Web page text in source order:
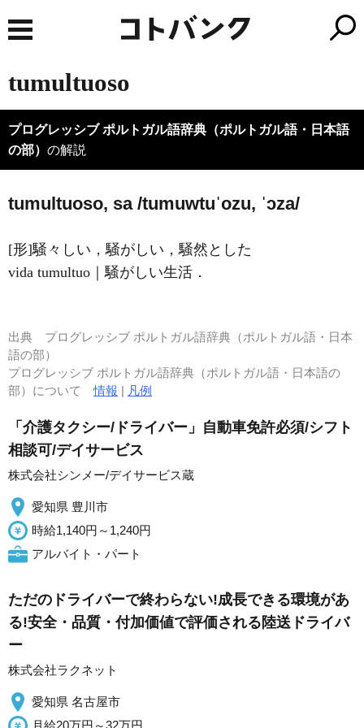
tumultuoso
プログレッシブ ポルトガル語辞典（ポルトガル語・日本語
の部） の解説
tumultuoso, sa /tumuwtuˈozu, ˈɔza/
[形]騒々しい，騒がしい，騒然とした
vida tumultuo｜騒がしい生活．
出典 プログレッシブ ポルトガル語辞典（ポルトガル語・日本
語の部）
プログレッシブ ポルトガル語辞典（ポルトガル語・日本語の
部）について情報 | 凡例
「介護タクシー/ドライバー」自動車免許必須/シフト
相談可/デイサービス
株式会社シンメー/デイサービス蔵
愛知県 豊川市
時給1,140円～1,240円
アルバイト・パート
ただのドライバーで終わらない!成長できる環境があ
る!安全・品質・付加価値で評価される陸送ドライバ
ー
株式会社ラクネット
愛知県 名古屋市
月給20万円～32万円